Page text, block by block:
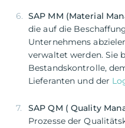
SAP MM (Material
die auf die
Unternehmens
verwaltet werden. Sie
Bestandskontrolle,
Lieferanten und der
SAP QM ( Quality
Prozesse der